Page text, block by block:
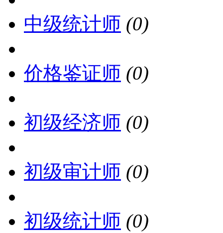
中级统计师 (0)
价格鉴证师 (0)
初级经济师 (0)
初级审计师 (0)
初级统计师 (0)